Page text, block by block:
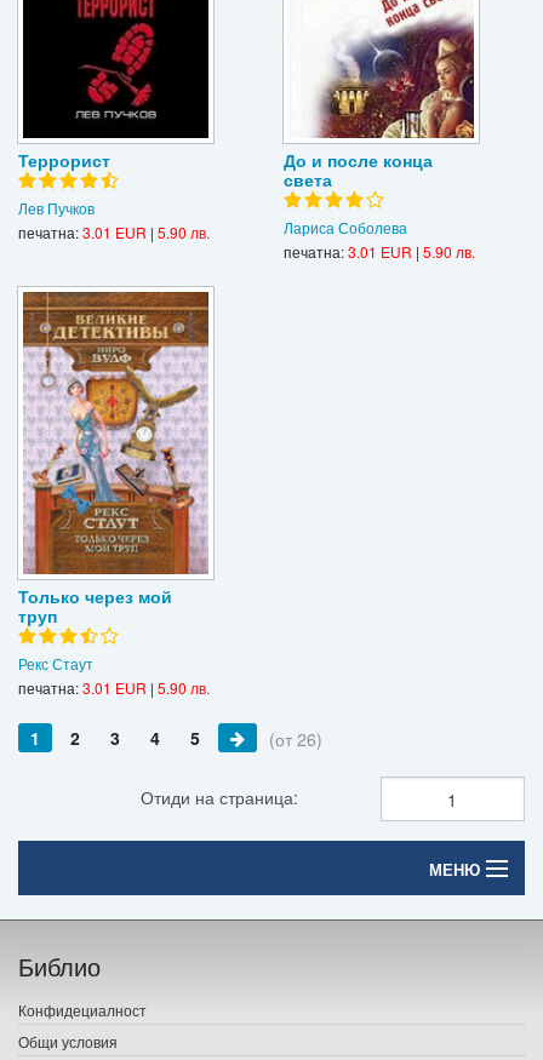
Террорист
Лев Пучков
печатна:3.01 EUR | 5.90 лв.
До и после конца
света
Лариса Соболева
печатна:3.01 EUR | 5.90 лв.
Только через мой
труп
Рекс Стаут
печатна:3.01 EUR | 5.90 лв.
1 2 3 4 5 (от 26)
Отиди на страница:
МЕНЮ
Начало
Печатни книги
Електронни книги
Библио
Конфидециалност
Общи условия